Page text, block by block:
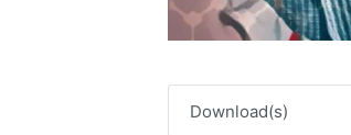
Download(s)